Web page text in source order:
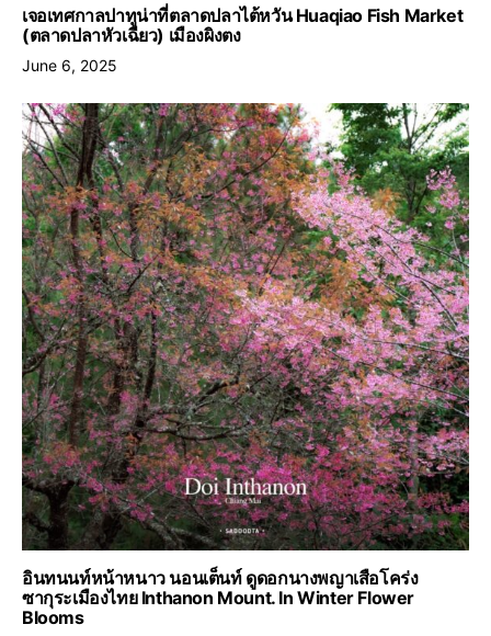
เจอเทศกาลปาทูน่าที่ตลาดปลาไต้หวัน Huaqiao Fish Market
(ตลาดปลาหัวเฉียว) เมืองผิงตง
June 6, 2025
อินทนนท์หน้าหนาว นอนเต็นท์ ดูดอกนางพญาเสือโคร่ง
ซากุระเมืองไทย Inthanon Mount. In Winter Flower
Blooms